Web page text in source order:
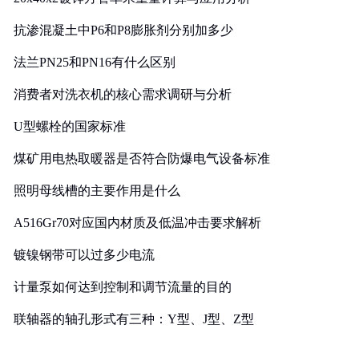
抗渗混凝土中P6和P8膨胀剂分别加多少
法兰PN25和PN16有什么区别
消费者对洗衣机的核心需求调研与分析
U型螺栓的国家标准
煤矿用电热取暖器是否符合防爆电气设备标准
照明母线槽的主要作用是什么
A516Gr70对应国内材质及低温冲击要求解析
镀镍钢带可以过多少电流
计量泵如何达到控制和调节流量的目的
联轴器的轴孔形式有三种：Y型、J型、Z型